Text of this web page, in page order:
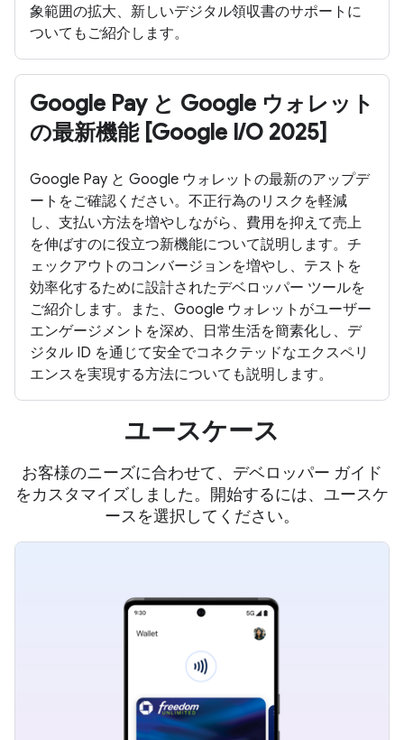
象範囲の拡大、新しいデジタル領収書のサポートに
ついてもご紹介します。
Google Pay と Google ウォレット
の最新機能 [Google I/O 2025]
Google Pay と Google ウォレットの最新のアップデ
ートをご確認ください。不正行為のリスクを軽減
し、支払い方法を増やしながら、費用を抑えて売上
を伸ばすのに役立つ新機能について説明します。チ
ェックアウトのコンバージョンを増やし、テストを
効率化するために設計されたデベロッパー ツールを
ご紹介します。また、Google ウォレットがユーザー
エンゲージメントを深め、日常生活を簡素化し、デ
ジタル ID を通じて安全でコネクテッドなエクスペリ
エンスを実現する方法についても説明します。
ユースケース
お客様のニーズに合わせて、デベロッパー ガイド
をカスタマイズしました。開始するには、ユースケ
ースを選択してください。